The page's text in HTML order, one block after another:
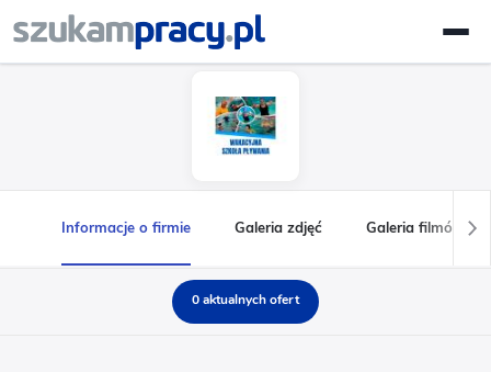
Informacje o firmie Galeria zdjęć Galeria filmów
0 aktualnych ofert